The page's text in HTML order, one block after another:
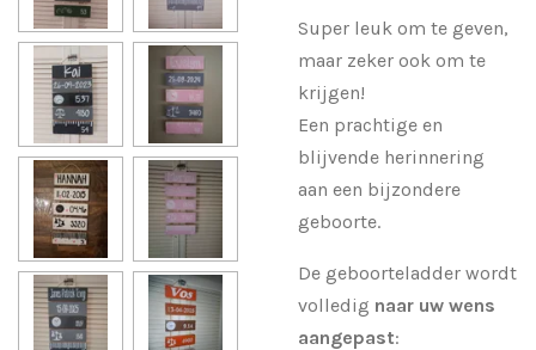
Super leuk om te geven,
maar zeker ook om te
krijgen!
Een prachtige en
blijvende herinnering
aan een bijzondere
geboorte.
De geboorteladder wordt
volledig naar uw wens
aangepast: